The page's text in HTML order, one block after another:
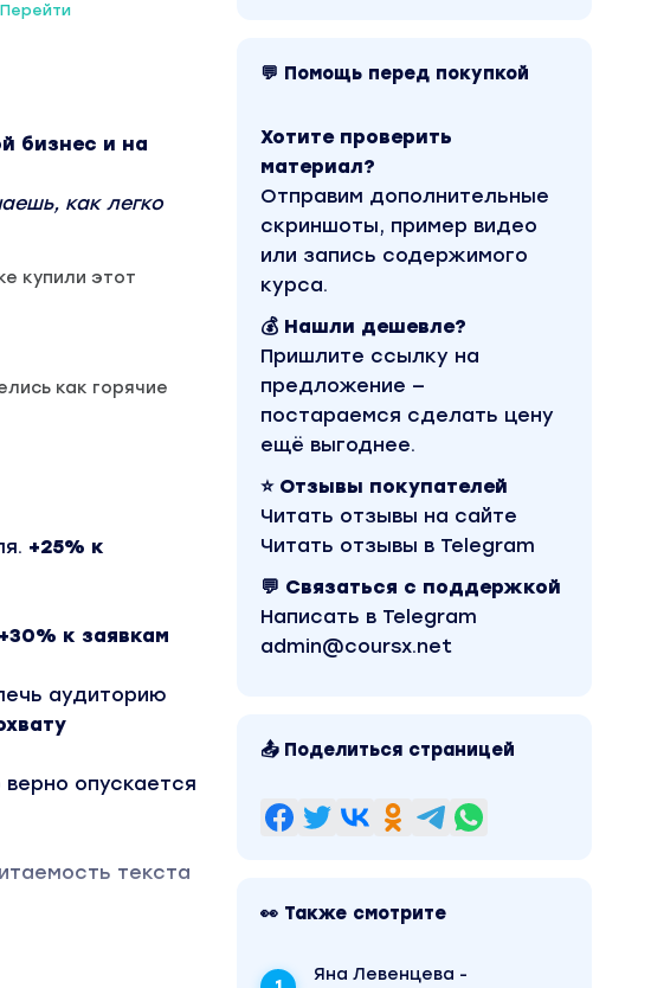
Перейти
бизнес и на
как легко
купили этот
как горячие
+25% к
+30% к заявкам
аудиторию
опускается
текста
с
💬 Помощь перед покупкой
Хотите проверить
материал?
Отправим дополнительные
скриншоты, пример видео
или запись содержимого
курса.
💰 Нашли дешевле?
Пришлите ссылку на
предложение —
постараемся сделать цену
ещё выгоднее.
⭐ Отзывы покупателей
Читать отзывы на сайте
Читать отзывы в Telegram
💬 Связаться с поддержкой
Написать в Telegram
admin@coursx.net
📤 Поделиться страницей
👀 Также смотрите
Яна Левенцева -